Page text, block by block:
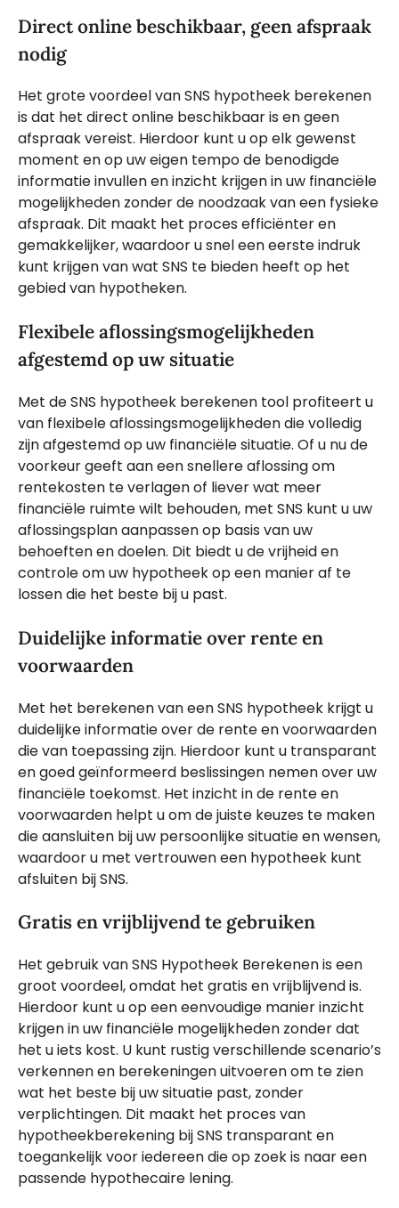
Direct online beschikbaar, geen afspraak
nodig
Het grote voordeel van SNS hypotheek berekenen
is dat het direct online beschikbaar is en geen
afspraak vereist. Hierdoor kunt u op elk gewenst
moment en op uw eigen tempo de benodigde
informatie invullen en inzicht krijgen in uw financiële
mogelijkheden zonder de noodzaak van een fysieke
afspraak. Dit maakt het proces efficiënter en
gemakkelijker, waardoor u snel een eerste indruk
kunt krijgen van wat SNS te bieden heeft op het
gebied van hypotheken.
Flexibele aflossingsmogelijkheden
afgestemd op uw situatie
Met de SNS hypotheek berekenen tool profiteert u
van flexibele aflossingsmogelijkheden die volledig
zijn afgestemd op uw financiële situatie. Of u nu de
voorkeur geeft aan een snellere aflossing om
rentekosten te verlagen of liever wat meer
financiële ruimte wilt behouden, met SNS kunt u uw
aflossingsplan aanpassen op basis van uw
behoeften en doelen. Dit biedt u de vrijheid en
controle om uw hypotheek op een manier af te
lossen die het beste bij u past.
Duidelijke informatie over rente en
voorwaarden
Met het berekenen van een SNS hypotheek krijgt u
duidelijke informatie over de rente en voorwaarden
die van toepassing zijn. Hierdoor kunt u transparant
en goed geïnformeerd beslissingen nemen over uw
financiële toekomst. Het inzicht in de rente en
voorwaarden helpt u om de juiste keuzes te maken
die aansluiten bij uw persoonlijke situatie en wensen,
waardoor u met vertrouwen een hypotheek kunt
afsluiten bij SNS.
Gratis en vrijblijvend te gebruiken
Het gebruik van SNS Hypotheek Berekenen is een
groot voordeel, omdat het gratis en vrijblijvend is.
Hierdoor kunt u op een eenvoudige manier inzicht
krijgen in uw financiële mogelijkheden zonder dat
het u iets kost. U kunt rustig verschillende scenario’s
verkennen en berekeningen uitvoeren om te zien
wat het beste bij uw situatie past, zonder
verplichtingen. Dit maakt het proces van
hypotheekberekening bij SNS transparant en
toegankelijk voor iedereen die op zoek is naar een
passende hypothecaire lening.